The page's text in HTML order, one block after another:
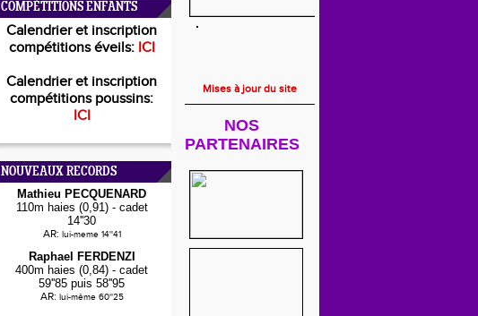
COMPÉTITIONS ENFANTS
Calendrier et inscription
compétitions éveils: ICI
Calendrier et inscription
compétitions poussins:
ICI
NOUVEAUX RECORDS
Mathieu PECQUENARD
110m haies (0,91) - cadet
14''30
AR: lui-meme 14''41
Raphael FERDENZI
400m haies (0,84) - cadet
59''85 puis 58''95
AR: lui-même 60''25
Mises à jour du site
NOS
PARTENAIRES